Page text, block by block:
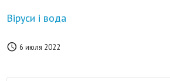
Віруси і вода
 6 июля 2022